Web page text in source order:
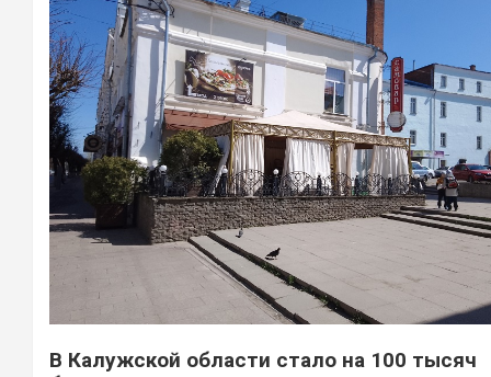
В Калужской области стало на 100 тысяч